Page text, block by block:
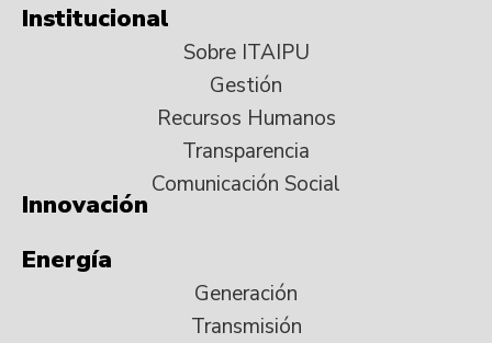
Institucional
Sobre ITAIPU
Gestión
Recursos Humanos
Transparencia
Comunicación Social
Innovación
Energía
Generación
Transmisión